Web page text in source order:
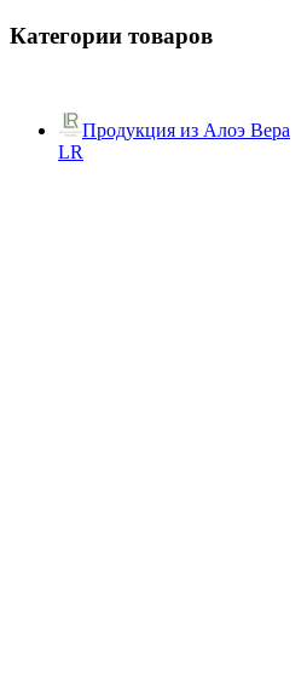
Категории товаров
Продукция из Алоэ Вера
LR